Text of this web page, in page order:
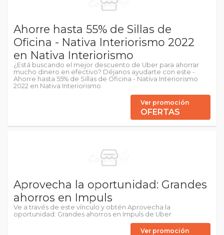
Ahorre hasta 55% de Sillas de
Oficina - Nativa Interiorismo 2022
en Nativa Interiorismo
¿Está buscando el mejor descuento de Uber para ahorrar
mucho dinero en efectivo? Déjanos ayudarte con este -
Ahorre hasta 55% de Sillas de Oficina - Nativa Interiorismo
2022 en Nativa Interiorismo
Ver promoción
OFERTAS
Aprovecha la oportunidad: Grandes
ahorros en Impuls
Ve a través de este vínculo y obtén Aprovecha la
oportunidad: Grandes ahorros en Impuls de Uber
Ver promoción